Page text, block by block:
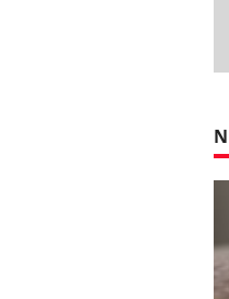
Carence
Fatigue,
même